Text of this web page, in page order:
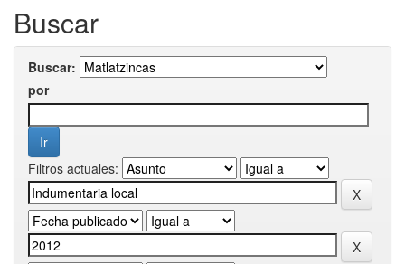
Buscar
Buscar:
por
Filtros actuales: